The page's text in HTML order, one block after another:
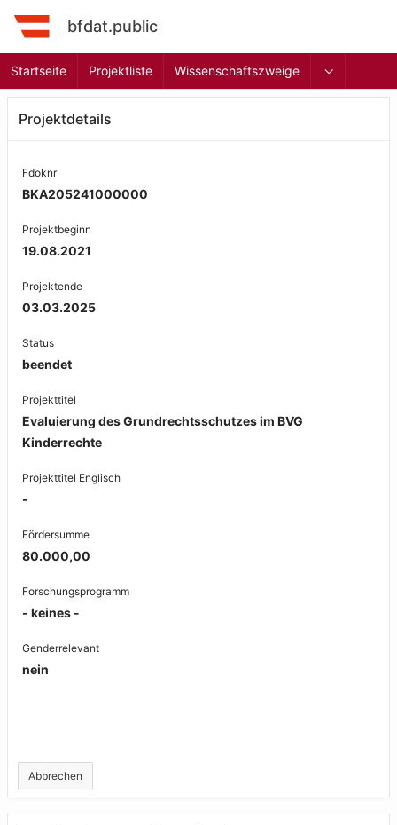
bfdat.public
Startseite Projektliste Wissenschaftszweige
Projektdetails
Fdoknr
BKA205241000000
Projektbeginn
19.08.2021
Projektende
03.03.2025
Status
beendet
Projekttitel
Evaluierung des Grundrechtsschutzes im BVG
Kinderrechte
Projekttitel Englisch
-
Fördersumme
80.000,00
Forschungsprogramm
- keines -
Genderrelevant
nein
Abbrechen